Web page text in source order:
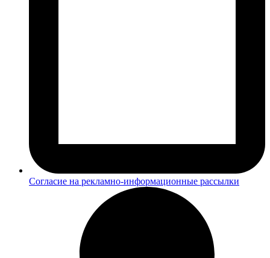
Согласие на рекламно-информационные рассылки